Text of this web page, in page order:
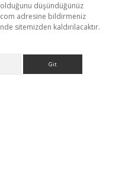
olduğunu düşündüğünüz
adresine bildirmeniz
sitemizden kaldırılacaktır.